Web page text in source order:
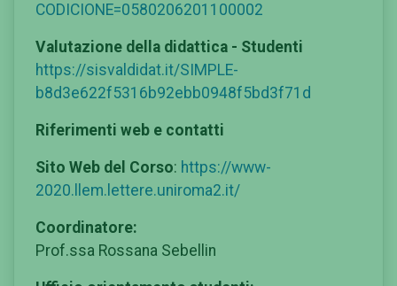
CODICIONE=0580206201100002
Valutazione della didattica - Studenti
https://sisvaldidat.it/SIMPLE-
b8d3e622f5316b92ebb0948f5bd3f71d
Riferimenti web e contatti
Sito Web del Corso: https://www-
2020.llem.lettere.uniroma2.it/
Coordinatore:
Prof.ssa Rossana Sebellin